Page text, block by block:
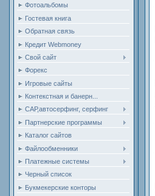
Фотоальбомы
Гостевая книга
Обратная связь
Кредит Webmoney
Свой сайт
Форекс
Игровые сайты
Контекстная и банерн...
САР,автосерфинг, серфинг
Партнерские программы
Каталог сайтов
Файлообменники
Платежные системы
Черный список
Букмекерские конторы